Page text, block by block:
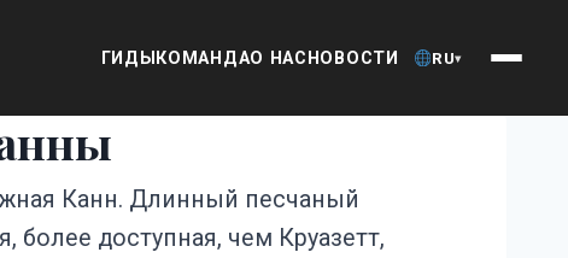
ГИДЫ КОМАНДАО НАС НОВОСТИ RU▾
Канн. Длинный песчаный
доступная, чем Круазетт,